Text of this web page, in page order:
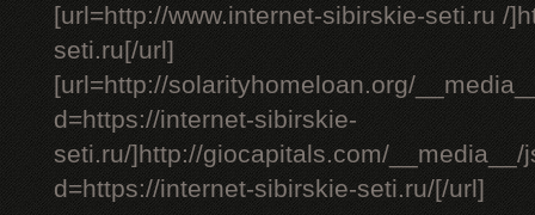
[url=http://www.internet-sibirskie-seti.ru /
seti.ru[/url]
[url=http://solarityhomeloan.org/
d=https://internet-sibirskie-
seti.ru/]http://giocapitals.com/
d=https://internet-sibirskie-seti.ru/[/url]